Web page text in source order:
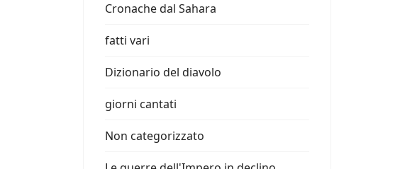
Cronache dal Sahara
fatti vari
Dizionario del diavolo
giorni cantati
Non categorizzato